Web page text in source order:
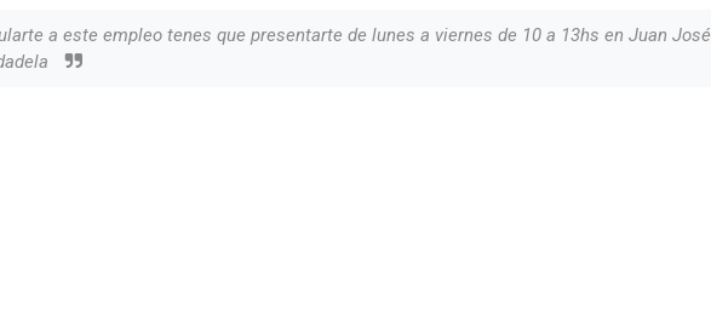
a este empleo tenes que presentarte de lunes a viernes de 10 a 13hs en Juan José